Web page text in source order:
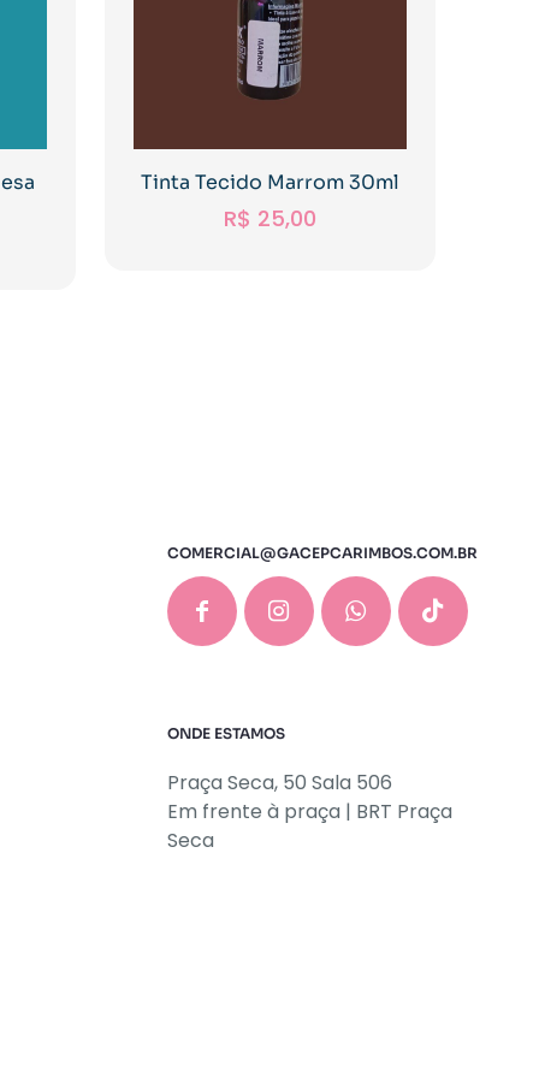
Tinta Tecido Marrom 30ml
R$ 25,00
COMERCIAL@GACEPCARIMBOS.COM.BR
ONDE ESTAMOS
Praça Seca, 50 Sala 506
Em frente à praça | BRT Praça
Seca